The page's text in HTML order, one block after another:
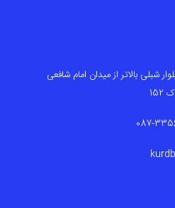
شبلی بالاتر از میدان امام شافعی